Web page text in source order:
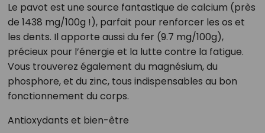
Le pavot est une source fantastique de calcium (près
de 1438 mg/100g !), parfait pour renforcer les os et
les dents. Il apporte aussi du fer (9.7 mg/100g),
précieux pour l’énergie et la lutte contre la fatigue.
Vous trouverez également du magnésium, du
phosphore, et du zinc, tous indispensables au bon
fonctionnement du corps.
Antioxydants et bien-être